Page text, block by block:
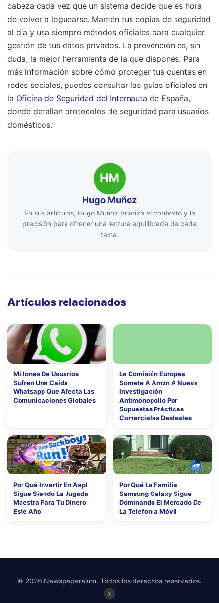
cabeza cada vez que un sistema decide que es hora
de volver a loguearse. Mantén tus copias de seguridad
al día y usa siempre métodos oficiales para cualquier
gestión de tus datos privados. La prevención es, sin
duda, la mejor herramienta de la que dispones. Para
más información sobre cómo proteger tus cuentas en
redes sociales, puedes consultar las guías oficiales en
la Oficina de Seguridad del Internauta de España,
donde detallan protocolos de seguridad para usuarios
domésticos.
HM
Hugo Muñoz
En sus artículos, Hugo Muñoz prioriza el contexto y la
precisión para ofrecer una lectura equilibrada de cada
tema.
Artículos relacionados
Millones De Usuarios
Sufren Una Caída
Whatsapp Que Afecta Las
Comunicaciones Globales
La Comisión Europea
Somete A Amzn A Nueva
Investigación
Antimonopolio Por
Supuestas Prácticas
Comerciales Desleales
Por Qué Invertir En Aapl
Sigue Siendo La Jugada
Maestra Para Tu Dinero
Este Año
Por Qué La Familia
Samsung Galaxy Sigue
Dominando El Mercado De
La Telefonía Móvil
×
© 2026 Newspaperalum. Todos los derechos reservados.